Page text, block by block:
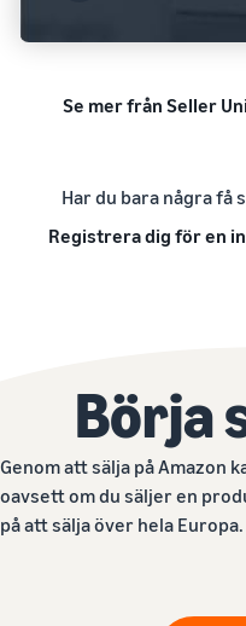
Se mer från Seller
Har du bara några få
Registrera dig för en
Börja
Genom att sälja på Amazon
oavsett om du säljer en
på att sälja över hela Europa.